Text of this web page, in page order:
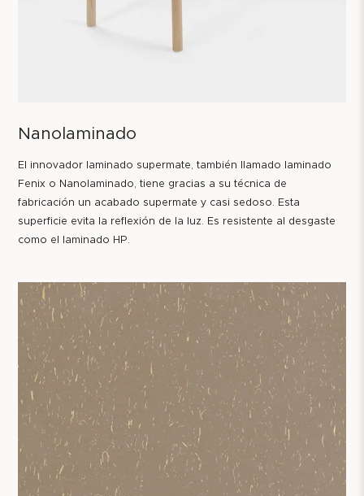
Nanolaminado
El innovador laminado supermate, también llamado laminado
Fenix o Nanolaminado, tiene gracias a su técnica de
fabricación un acabado supermate y casi sedoso. Esta
superficie evita la reflexión de la luz. Es resistente al desgaste
como el laminado HP.